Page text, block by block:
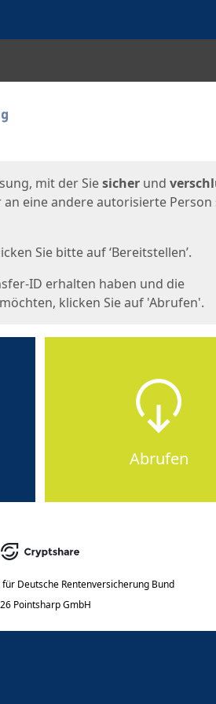
mit der Siesicher und
eine andere autorisierte Person
Sie bitte auf ‘Bereitstellen’.
ID erhalten haben und die
klicken Sie auf 'Abrufen'.
Abrufen
für Deutsche Rentenversicherung Bund
Pointsharp GmbH